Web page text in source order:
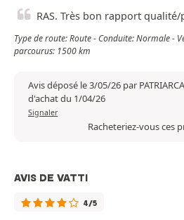
RAS. Très bon rapport qualité/
Type de route: Route - Conduite: Normale -
parcourus: 1500 km
Avis déposé le 3/05/26 par
d'achat du 1/04/26
Signaler
Racheteriez-vous ces
AVIS DE VATTI
4/5